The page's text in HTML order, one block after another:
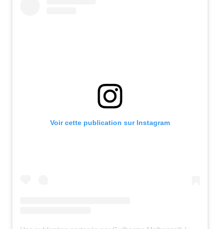
Voir cette publication sur Instagram